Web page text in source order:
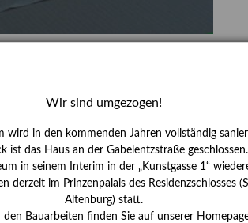
im Dienste
Museum Altenburg
Wissenschaft wurde 2015 in der
Er wird jährlich am 11. Februar
die Mädchen und Frauen in
stellt Provenienzforscherin
Wir sind umgezogen!
wird in den kommenden Jahren vollständig
ist das Haus an der Gabelentzstraße
in seinem Interim in der „Kunstgasse 1“
derzeit im Prinzenpalais des Residenzschlosses
Altenburg) statt.
Bauarbeiten finden Sie auf unserer